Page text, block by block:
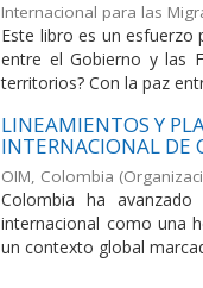
Internacional para las
Este libro es un esfuerzo
entre el Gobierno y las
territorios? Con la paz
LINEAMIENTOS Y
INTERNACIONAL DE
OIM, Colombia (
Colombia ha
internacional como una
un contexto global